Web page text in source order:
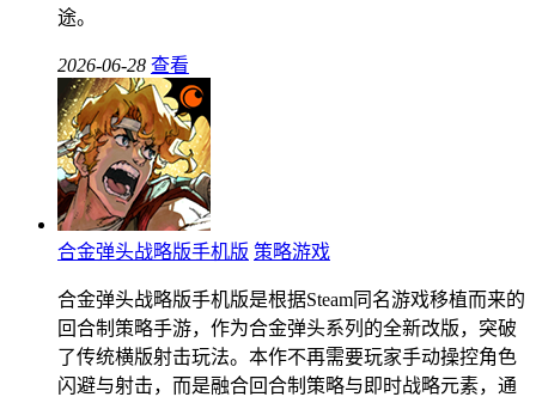
途。
2026-06-28 查看
合金弹头战略版手机版 策略游戏
合金弹头战略版手机版是根据Steam同名游戏移植而来的
回合制策略手游，作为合金弹头系列的全新改版，突破
了传统横版射击玩法。本作不再需要玩家手动操控角色
闪避与射击，而是融合回合制策略与即时战略元素，通